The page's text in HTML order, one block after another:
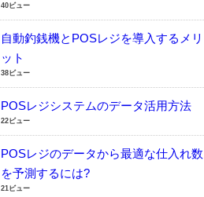
40ビュー
自動釣銭機とPOSレジを導入するメリ
ット
38ビュー
POSレジシステムのデータ活用方法
22ビュー
POSレジのデータから最適な仕入れ数
を予測するには?
21ビュー